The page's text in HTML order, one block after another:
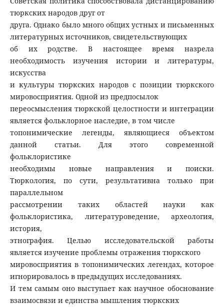
тюркских народов друг от
друга. Однако было много общих устных и письменных
литературных источников, свидетельствующих
об их родстве. В настоящее время назрела
необходимость изучения истории и литературы,
искусства
и культуры тюркских народов с позиции тюркского
мировосприятия. Одной из предпосылок
переосмысления тюркской целостности и интеграции
является фольклорное наследие, в том числе
топонимические легенды, являющиеся объектом
данной статьи. Для этого современной
фольклористике
необходимы новые направления и поиски.
Тюркология, по сути, результативна только при
параллельном
рассмотрении таких областей науки как
фольклористика, литературоведение, археология,
история,
этнография. Целью исследовательской работы
является изучение проблемы отражения тюркского
мировосприятия в топонимических легендах, которое
игнорировалось в предыдущих исследованиях.
И тем самым оно выступает как научное обоснование
взаимосвязи и единства мышления тюркских